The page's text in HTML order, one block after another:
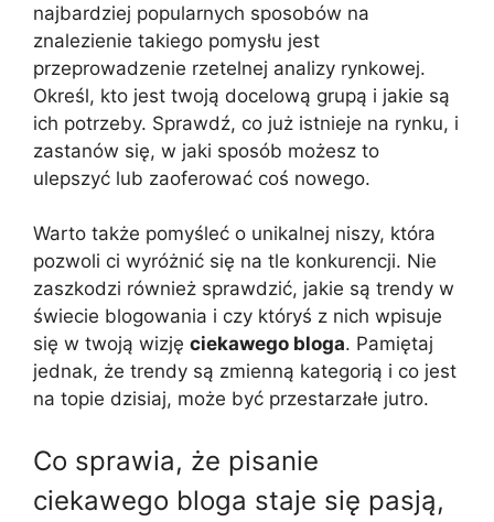
najbardziej popularnych sposobów na
znalezienie takiego pomysłu jest
przeprowadzenie rzetelnej analizy rynkowej.
Określ, kto jest twoją docelową grupą i jakie są
ich potrzeby. Sprawdź, co już istnieje na rynku, i
zastanów się, w jaki sposób możesz to
ulepszyć lub zaoferować coś nowego.
Warto także pomyśleć o unikalnej niszy, która
pozwoli ci wyróżnić się na tle konkurencji. Nie
zaszkodzi również sprawdzić, jakie są trendy w
świecie blogowania i czy któryś z nich wpisuje
się w twoją wizję ciekawego bloga. Pamiętaj
jednak, że trendy są zmienną kategorią i co jest
na topie dzisiaj, może być przestarzałe jutro.
Co sprawia, że pisanie
ciekawego bloga staje się pasją,